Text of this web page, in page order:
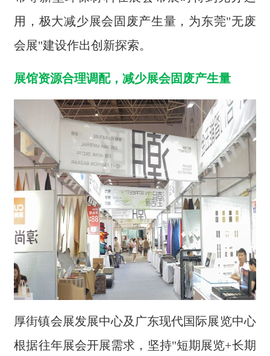
用，极大减少展会固废产生量，为东莞"无废
会展"建设作出创新探索。
展馆资源合理调配，减少展会固废产生量
厚街镇会展发展中心及广东现代国际展览中心
根据往年展会开展需求，坚持"短期展览+长期